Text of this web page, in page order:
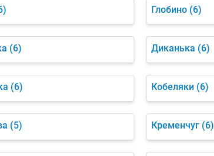
Глобино (6)
(6) Диканька (6)
(6) Кобеляки (6)
(5) Кременчуг (6)